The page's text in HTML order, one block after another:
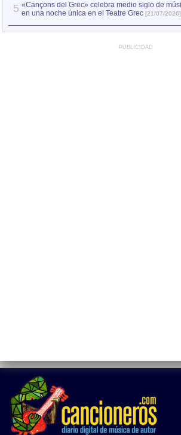
5 «Cançons del Grec» celebra medio siglo de
en una noche única en el Teatre Grec [21/07/2026]
PUBLICIDAD